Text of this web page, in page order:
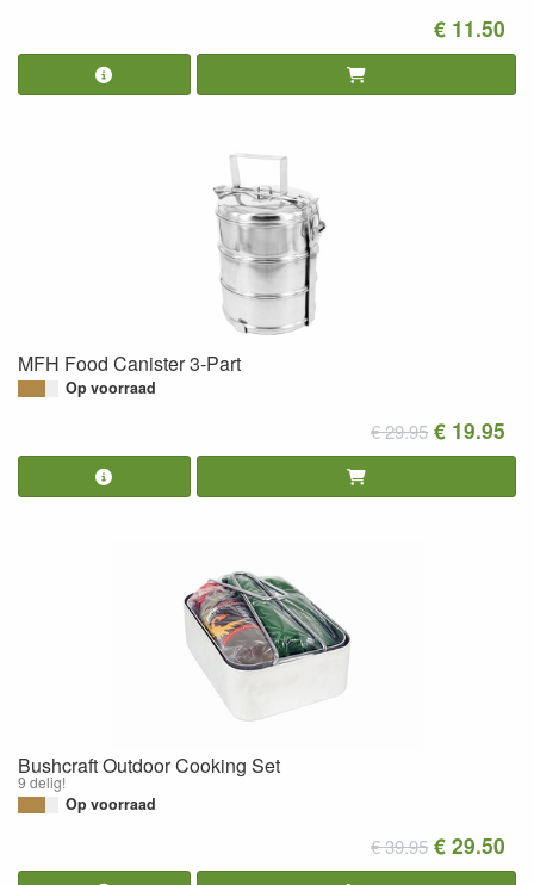
€ 11.50
MFH Food Canister 3-Part
Op voorraad
€ 29.95 € 19.95
Bushcraft Outdoor Cooking Set
9 delig!
Op voorraad
€ 39.95 € 29.50